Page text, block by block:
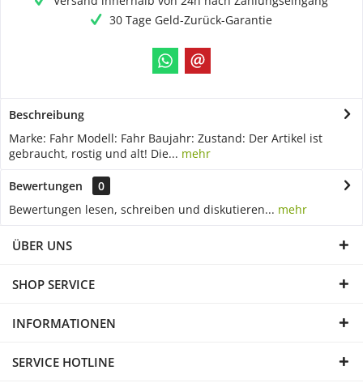
30 Tage Geld-Zurück-Garantie
Beschreibung
Marke: Fahr Modell: Fahr Baujahr: Zustand: Der Artikel ist
gebraucht, rostig und alt! Die... mehr
Bewertungen
0
Bewertungen lesen, schreiben und diskutieren... mehr
ÜBER UNS
SHOP SERVICE
INFORMATIONEN
SERVICE HOTLINE